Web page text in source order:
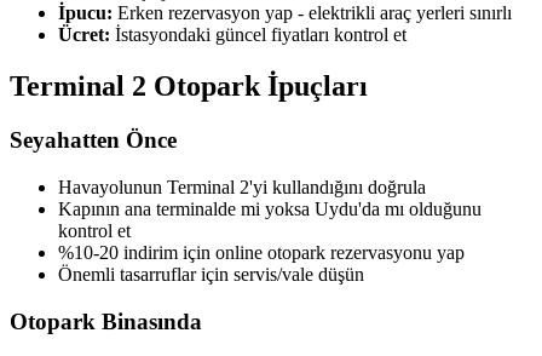
İpucu: Erken rezervasyon yap - elektrikli araç yerleri sınırlı
Ücret: İstasyondaki güncel fiyatları kontrol et
Terminal 2 Otopark İpuçları
Seyahatten Önce
Havayolunun Terminal 2'yi kullandığını doğrula
Kapının ana terminalde mi yoksa Uydu'da mı olduğunu
kontrol et
%10-20 indirim için online otopark rezervasyonu yap
Önemli tasarruflar için servis/vale düşün
Otopark Binasında